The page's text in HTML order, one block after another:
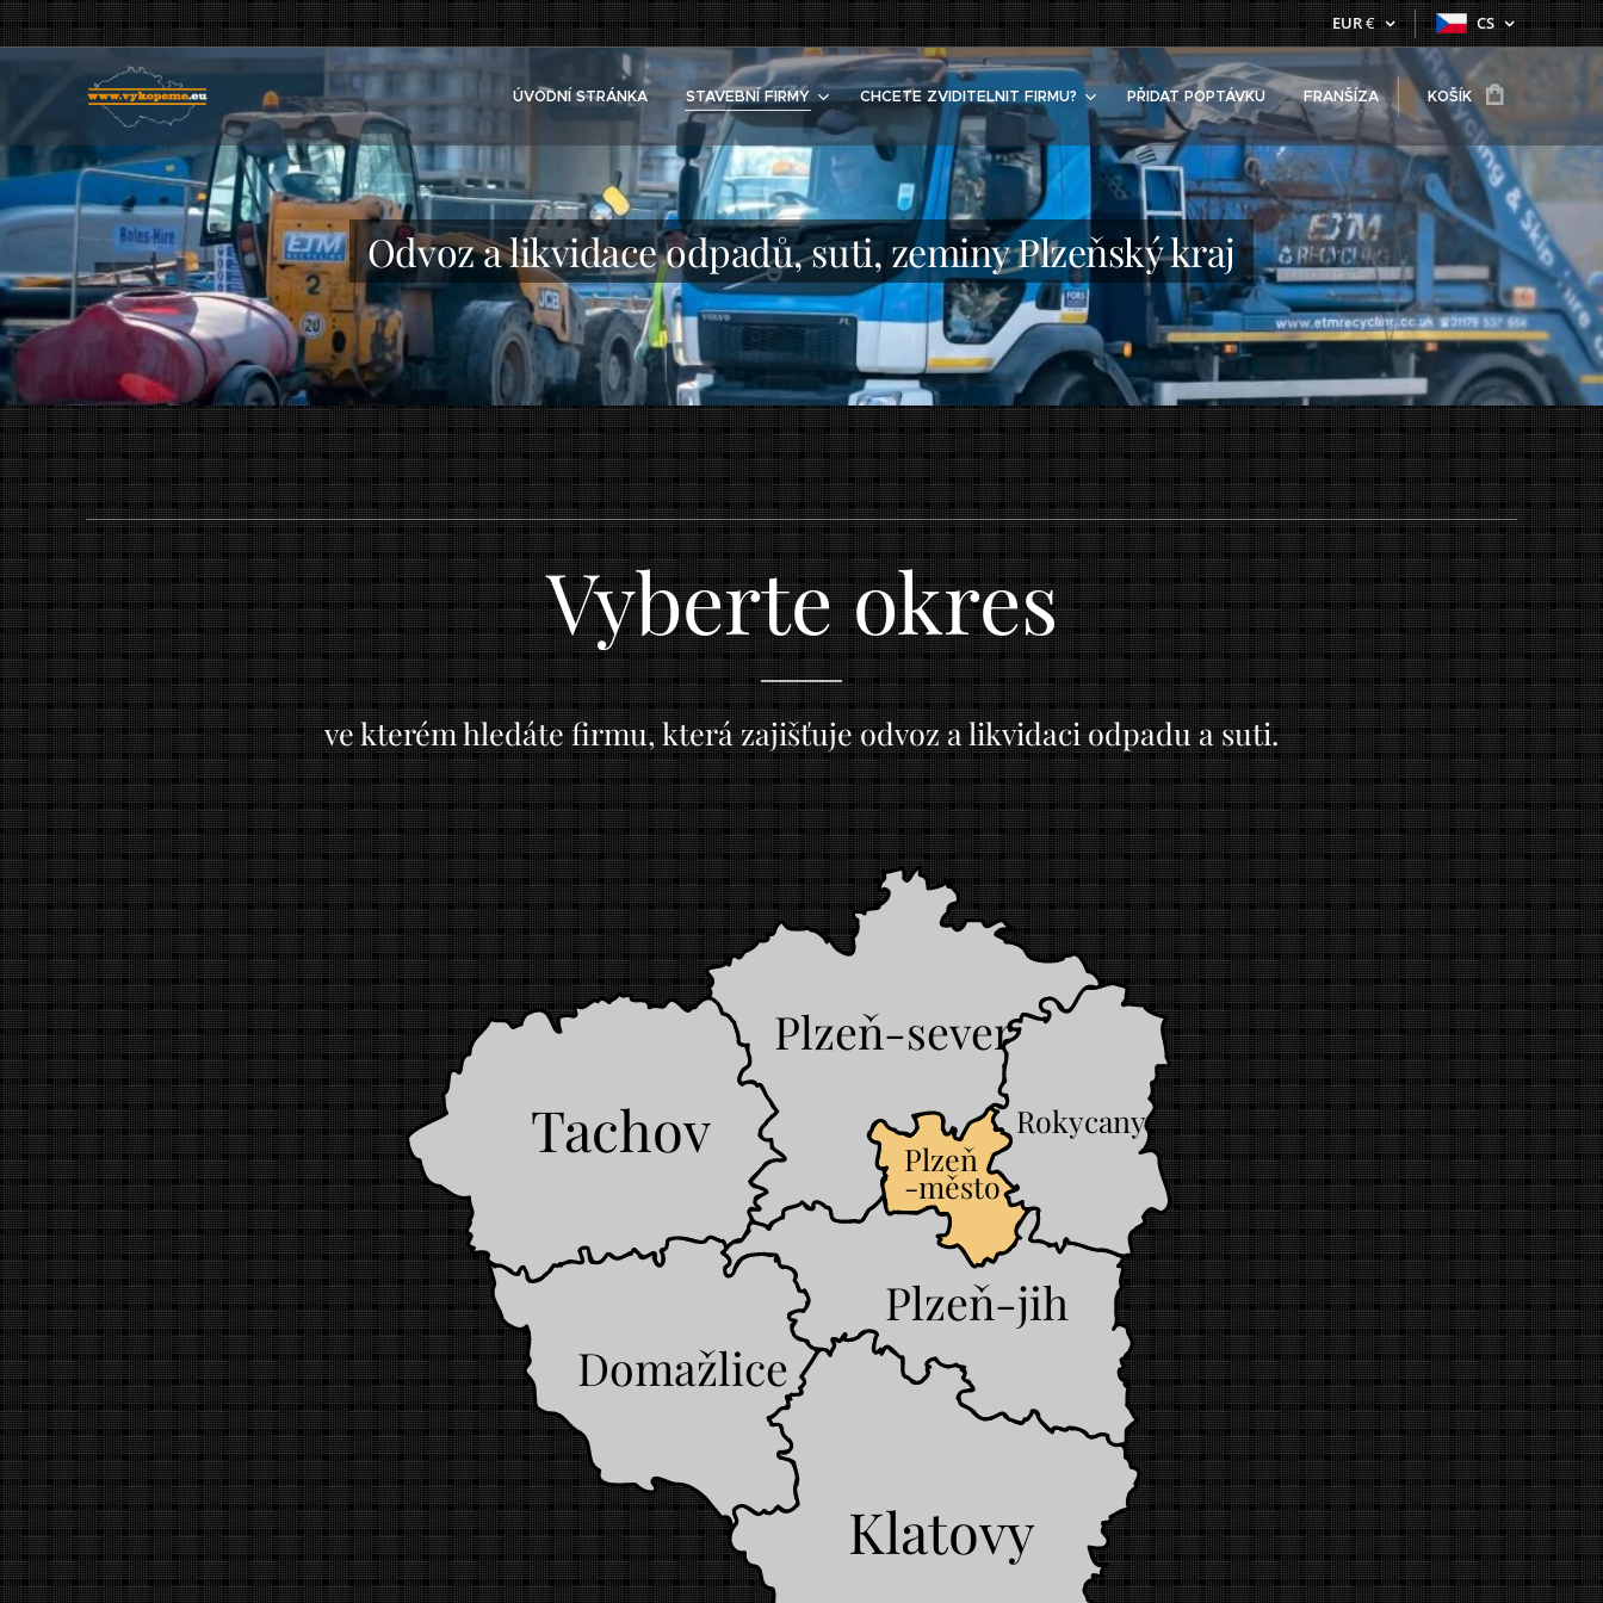
EUR€ CS
ÚVODNÍ STRÁNKA STAVEBNÍ FIRMY CHCETE ZVIDITELNIT FIRMU? PŘIDAT POPTÁVKU FRANŠÍZA KOŠÍK
Odvoz a likvidace odpadů, suti, zeminy Plzeňský kraj
Vyberte okres
ve kterém hledáte firmu, která zajišťuje odvoz a likvidaci odpadu a suti.
Tachov
Domažlice
Klatovy
Plzeň
-město
Plzeň-jih
Plzeň-sever
Rokycany